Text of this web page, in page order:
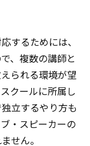
するためには、
、複数の講師と
られる環境が望
クールに所属し
立するやり方も
・スピーカーの
せん。